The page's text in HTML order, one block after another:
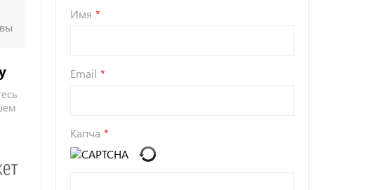
Имя
Email
Капча